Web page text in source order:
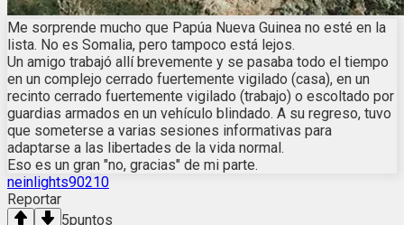
Me sorprende mucho que Papúa Nueva Guinea no esté en la
lista. No es Somalia, pero tampoco está lejos.
Un amigo trabajó allí brevemente y se pasaba todo el tiempo
en un complejo cerrado fuertemente vigilado (casa), en un
recinto cerrado fuertemente vigilado (trabajo) o escoltado por
guardias armados en un vehículo blindado. A su regreso, tuvo
que someterse a varias sesiones informativas para
adaptarse a las libertades de la vida normal.
Eso es un gran "no, gracias" de mi parte.
neinlights90210
Reportar
5puntos